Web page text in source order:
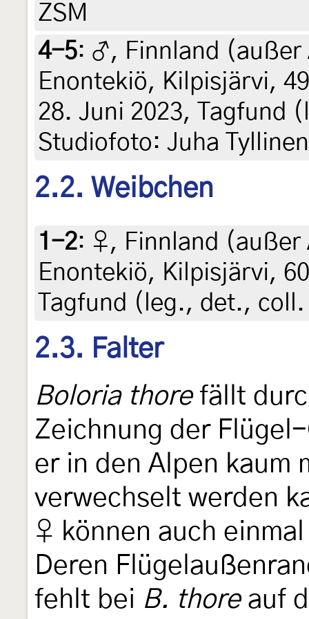
ZSM
4-5: ♂, Finnland (außer
Enontekiö, Kilpisjärvi,
28. Juni 2023, Tagfund
Studiofoto: Juha
2.2. Weibchen
1-2: ♀, Finnland
Enontekiö, Kilpisjärvi,
Tagfund (leg., det.,
2.3. Falter
Boloria thorefällt
Zeichnung der
er in den Alpen kaum
verwechselt werden
♀ können auch
Deren
fehlt bei B. thoreauf